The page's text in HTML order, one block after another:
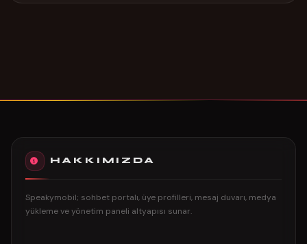
HAKKIMIZDA
Speakymobil; sohbet portalı, üye profilleri, mesaj duvarı, medya
yükleme ve yönetim paneli altyapısı sunar.